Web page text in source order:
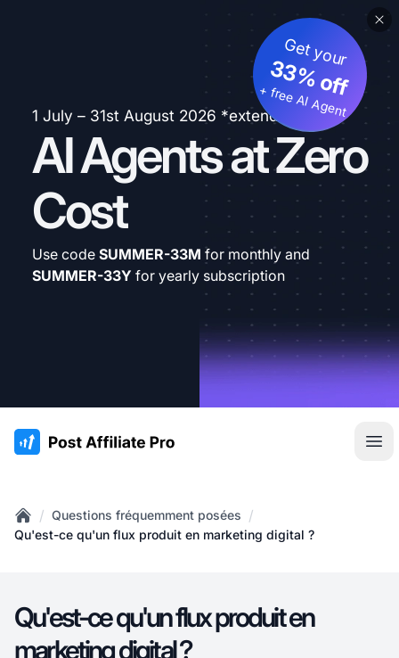
1 July – 31st August 2026 *extended
AI Agents at Zero
Cost
Get your
33% off
+ free AI Agent
Use code SUMMER-33M for monthly and
SUMMER-33Y for yearly subscription
:site.title
Home
/ Questions fréquemment posées /
Qu'est-ce qu'un flux produit en marketing digital ?
Qu'est-ce qu'un flux produit en
marketing digital ?